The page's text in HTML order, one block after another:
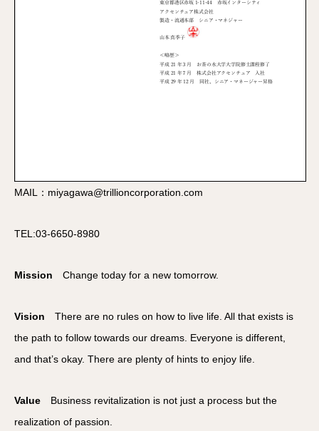
MAIL：miyagawa@trillioncorporation.com
TEL:03-6650-8980
Mission Change today for a new tomorrow.
Vision There are no rules on how to live life. All that exists is
the path to follow towards our dreams. Everyone is different,
and that’s okay. There are plenty of hints to enjoy life.
Value Business revitalization is not just a process but the
realization of passion.